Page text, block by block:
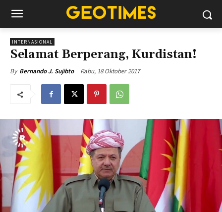
INTERNASIONAL
Selamat Berperang, Kurdistan!
By Bernando J. Sujibto Rabu, 18 Oktober 2017